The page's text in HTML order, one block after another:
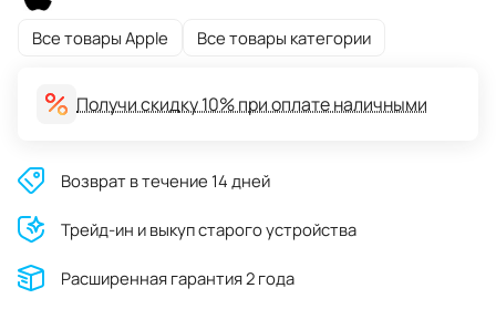
Все товары Apple Все товары категории
Получи скидку 10% при оплате наличными
Возврат в течение 14 дней
Трейд-ин и выкуп старого устройства
Расширенная гарантия 2 года